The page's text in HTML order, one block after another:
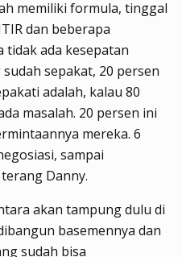
memiliki formula, tinggal
dan beberapa
tidak ada kesepatan
sepakat, 20 persen
adalah, kalau 80
masalah. 20 persen ini
mereka. 6
sampai
Danny.
akan tampung dulu di
basemennya dan
sudah bisa